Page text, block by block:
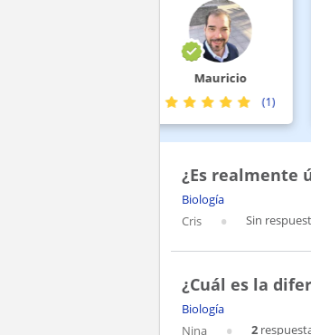
Mauricio
(1)
¿Es realmente
Biología
Cris
Sin
¿Cuál es la
Biología
Nina
2